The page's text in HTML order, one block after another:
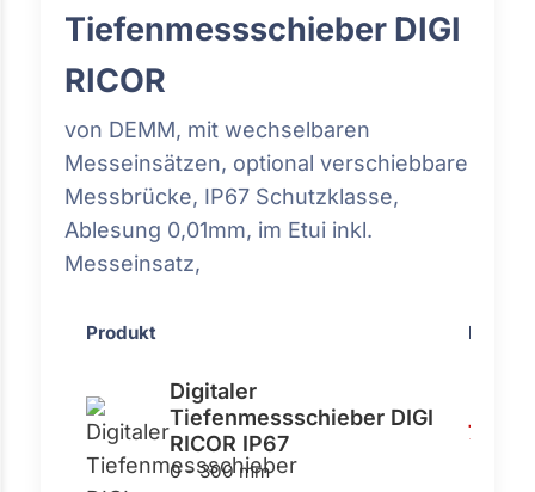
Tiefenmessschieber DIGI
RICOR
von DEMM, mit wechselbaren
Messeinsätzen, optional verschiebbare
Messbrücke, IP67 Schutzklasse,
Ablesung 0,01mm, im Etui inkl.
Messeinsatz,
Produkt Preis
Digitaler
Tiefenmessschieber DIGI
RICOR IP67
0 - 300 mm